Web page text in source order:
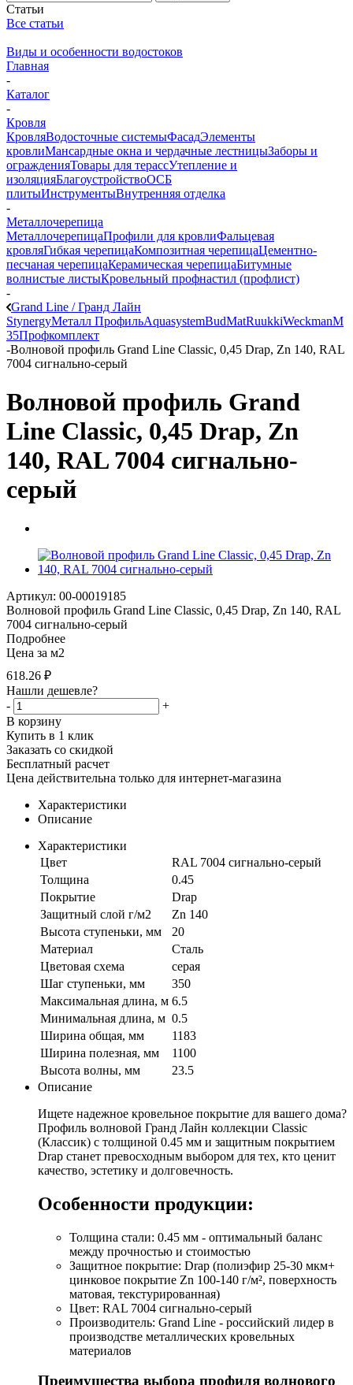
Статьи
Все статьи
Виды и особенности водостоков
Главная
-
Каталог
-
Кровля
КровляВодосточные системыФасадЭлементы
кровлиМансардные окна и чердачные лестницыЗаборы и
огражденияТовары для терассУтепление и
изоляцияБлагоустройствоОСБ
плитыИнструментыВнутренняя отделка
-
Металлочерепица
МеталлочерепицаПрофили для кровлиФальцевая
кровляГибкая черепицаКомпозитная черепицаЦементно-
песчаная черепицаКерамическая черепицаБитумные
волнистые листыКровельный профнастил (профлист)
-
Grand Line / Гранд Лайн
StynergyМеталл ПрофильAquasystemBudMatRuukkiWeckmanМ
35Профкомплект
-Волновой профиль Grand Line Classic, 0,45 Drap, Zn 140, RAL
7004 сигнально-серый
Волновой профиль Grand
Line Classic, 0,45 Drap, Zn
140, RAL 7004 сигнально-
серый
Артикул: 00-00019185
Волновой профиль Grand Line Classic, 0,45 Drap, Zn 140, RAL
7004 сигнально-серый
Подробнее
Цена за м2
618.26 ₽
Нашли дешевле?
-
+
В корзину
Купить в 1 клик
Заказать со скидкой
Бесплатный расчет
Цена действительна только для интернет-магазина
Характеристики
Описание
Характеристики
Цвет
RAL 7004 сигнально-серый
Толщина
0.45
Покрытие
Drap
Защитный слой г/м2
Zn 140
Высота ступеньки, мм
20
Материал
Сталь
Цветовая схема
серая
Шаг ступеньки, мм
350
Максимальная длина, м 6.5
Минимальная длина, м 0.5
Ширина общая, мм
1183
Ширина полезная, мм
1100
Высота волны, мм
23.5
Описание
Ищете надежное кровельное покрытие для вашего дома?
Профиль волновой Гранд Лайн коллекции Classic
(Классик) с толщиной 0.45 мм и защитным покрытием
Drap станет превосходным выбором для тех, кто ценит
качество, эстетику и долговечность.
Особенности продукции:
Толщина стали: 0.45 мм - оптимальный баланс
между прочностью и стоимостью
Защитное покрытие: Drap (полиэфир 25-30 мкм+
цинковое покрытие Zn 100-140 г/м², поверхность
матовая, текстурированная)
Цвет: RAL 7004 сигнально-серый
Производитель: Grand Line - российский лидер в
производстве металлических кровельных
материалов
Преимущества выбора профиля волнового